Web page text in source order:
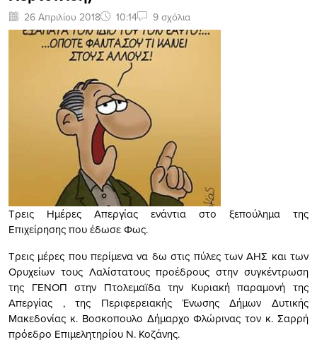
26 Απριλίου 2018 10:14 9 σχόλια
Τρεις Ημέρες Απεργίας ενάντια στο ξεπούλημα της
Επιχείρησης που έδωσε Φως.
Τρεις μέρες που περίμενα να δω στις πύλες των ΑΗΣ και των
Ορυχείων τους Λαλίστατους προέδρους στην συγκέντρωση
της ΓΕΝΟΠ στην Πτολεμαϊδα την Κυριακή παραμονή της
Απεργίας , της Περιφερειακής Ένωσης Δήμων Δυτικής
Μακεδονίας κ. Βοσκοπουλο Δήμαρχο Φλώρινας τον κ. Σαρρή
πρόεδρο Επιμελητηρίου Ν. Κοζάνης.